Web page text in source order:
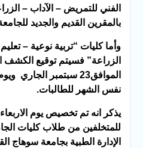
الفني للتمريض – الآداب –
بالمقرين القديم والجديد
وأما كليات “تربية نوعية –
الزراعة” فسيتم توقيع الكشف
نفس الشهر للطالبات.
للمتخلفين من طلاب كليات
الإدارة الطبية بجامعة سوهاج